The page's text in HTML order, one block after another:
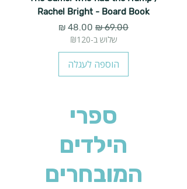
Rachel Bright - Board Book
מחיר רגיל מחיר מבצע
שלוש ב-₪120
הוספה לעגלה
ספרי
הילדים
המובחרים